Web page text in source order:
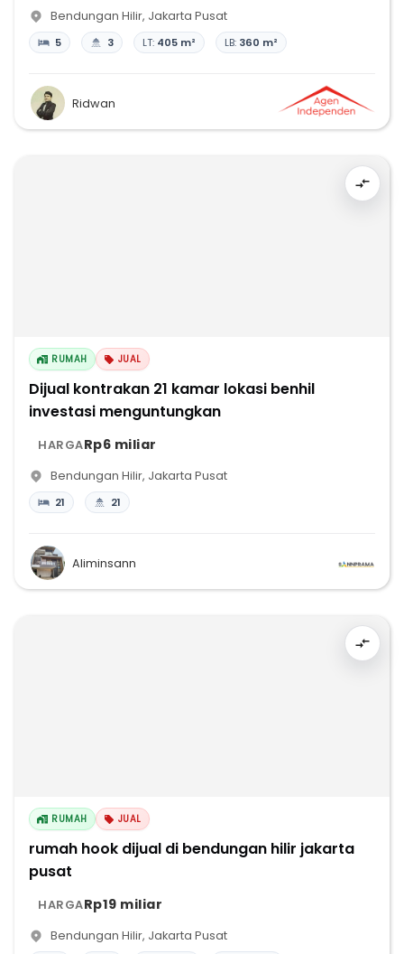
Bendungan Hilir, Jakarta Pusat
5 3 LT: 405 m² LB: 360 m²
Ridwan
RUMAH JUAL
Dijual kontrakan 21 kamar lokasi benhil
investasi menguntungkan
HARGARp6 miliar
Bendungan Hilir, Jakarta Pusat
21 21
Aliminsann
RUMAH JUAL
rumah hook dijual di bendungan hilir jakarta
pusat
HARGARp19 miliar
Bendungan Hilir, Jakarta Pusat